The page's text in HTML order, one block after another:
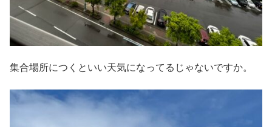
集合場所につくといい天気になってるじゃないですか。